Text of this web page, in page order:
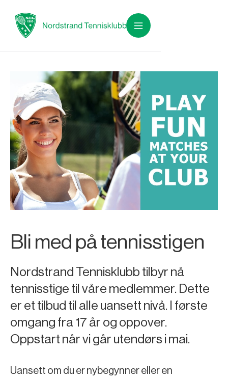
Bli med på tennisstigen
Nordstrand Tennisklubb tilbyr nå
tennisstige til våre medlemmer. Dette
er et tilbud til alle uansett nivå. I første
omgang fra 17 år og oppover.
Oppstart når vi går utendørs i mai.
Uansett om du er nybegynner eller en